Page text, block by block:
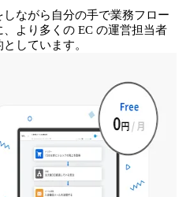
ながら自分の手で業務フロー
より多くの EC の運営担当者
しています。